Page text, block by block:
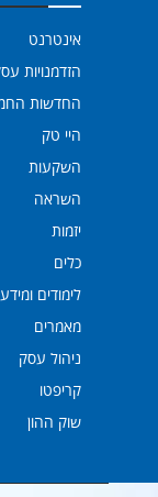
אינטרנט
הזדמנויות
החדשות
היי טק
השקעות
השראה
יזמות
כלים
לימודים ומידע
מאמרים
ניהול עסק
קריפטו
שוק ההון